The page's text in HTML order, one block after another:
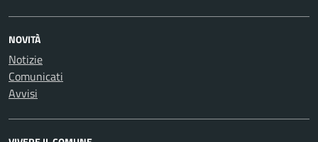
NOVITÀ
Notizie
Comunicati
Avvisi